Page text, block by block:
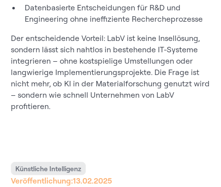
Datenbasierte Entscheidungen für R&D und
Engineering ohne ineffiziente Rechercheprozesse
Der entscheidende Vorteil: LabV ist keine Insellösung,
sondern lässt sich nahtlos in bestehende IT-Systeme
integrieren – ohne kostspielige Umstellungen oder
langwierige Implementierungsprojekte. Die Frage ist
nicht mehr, ob KI in der Materialforschung genutzt wird
– sondern wie schnell Unternehmen von LabV
profitieren.
Künstliche Intelligenz
Veröffentlichung:13.02.2025